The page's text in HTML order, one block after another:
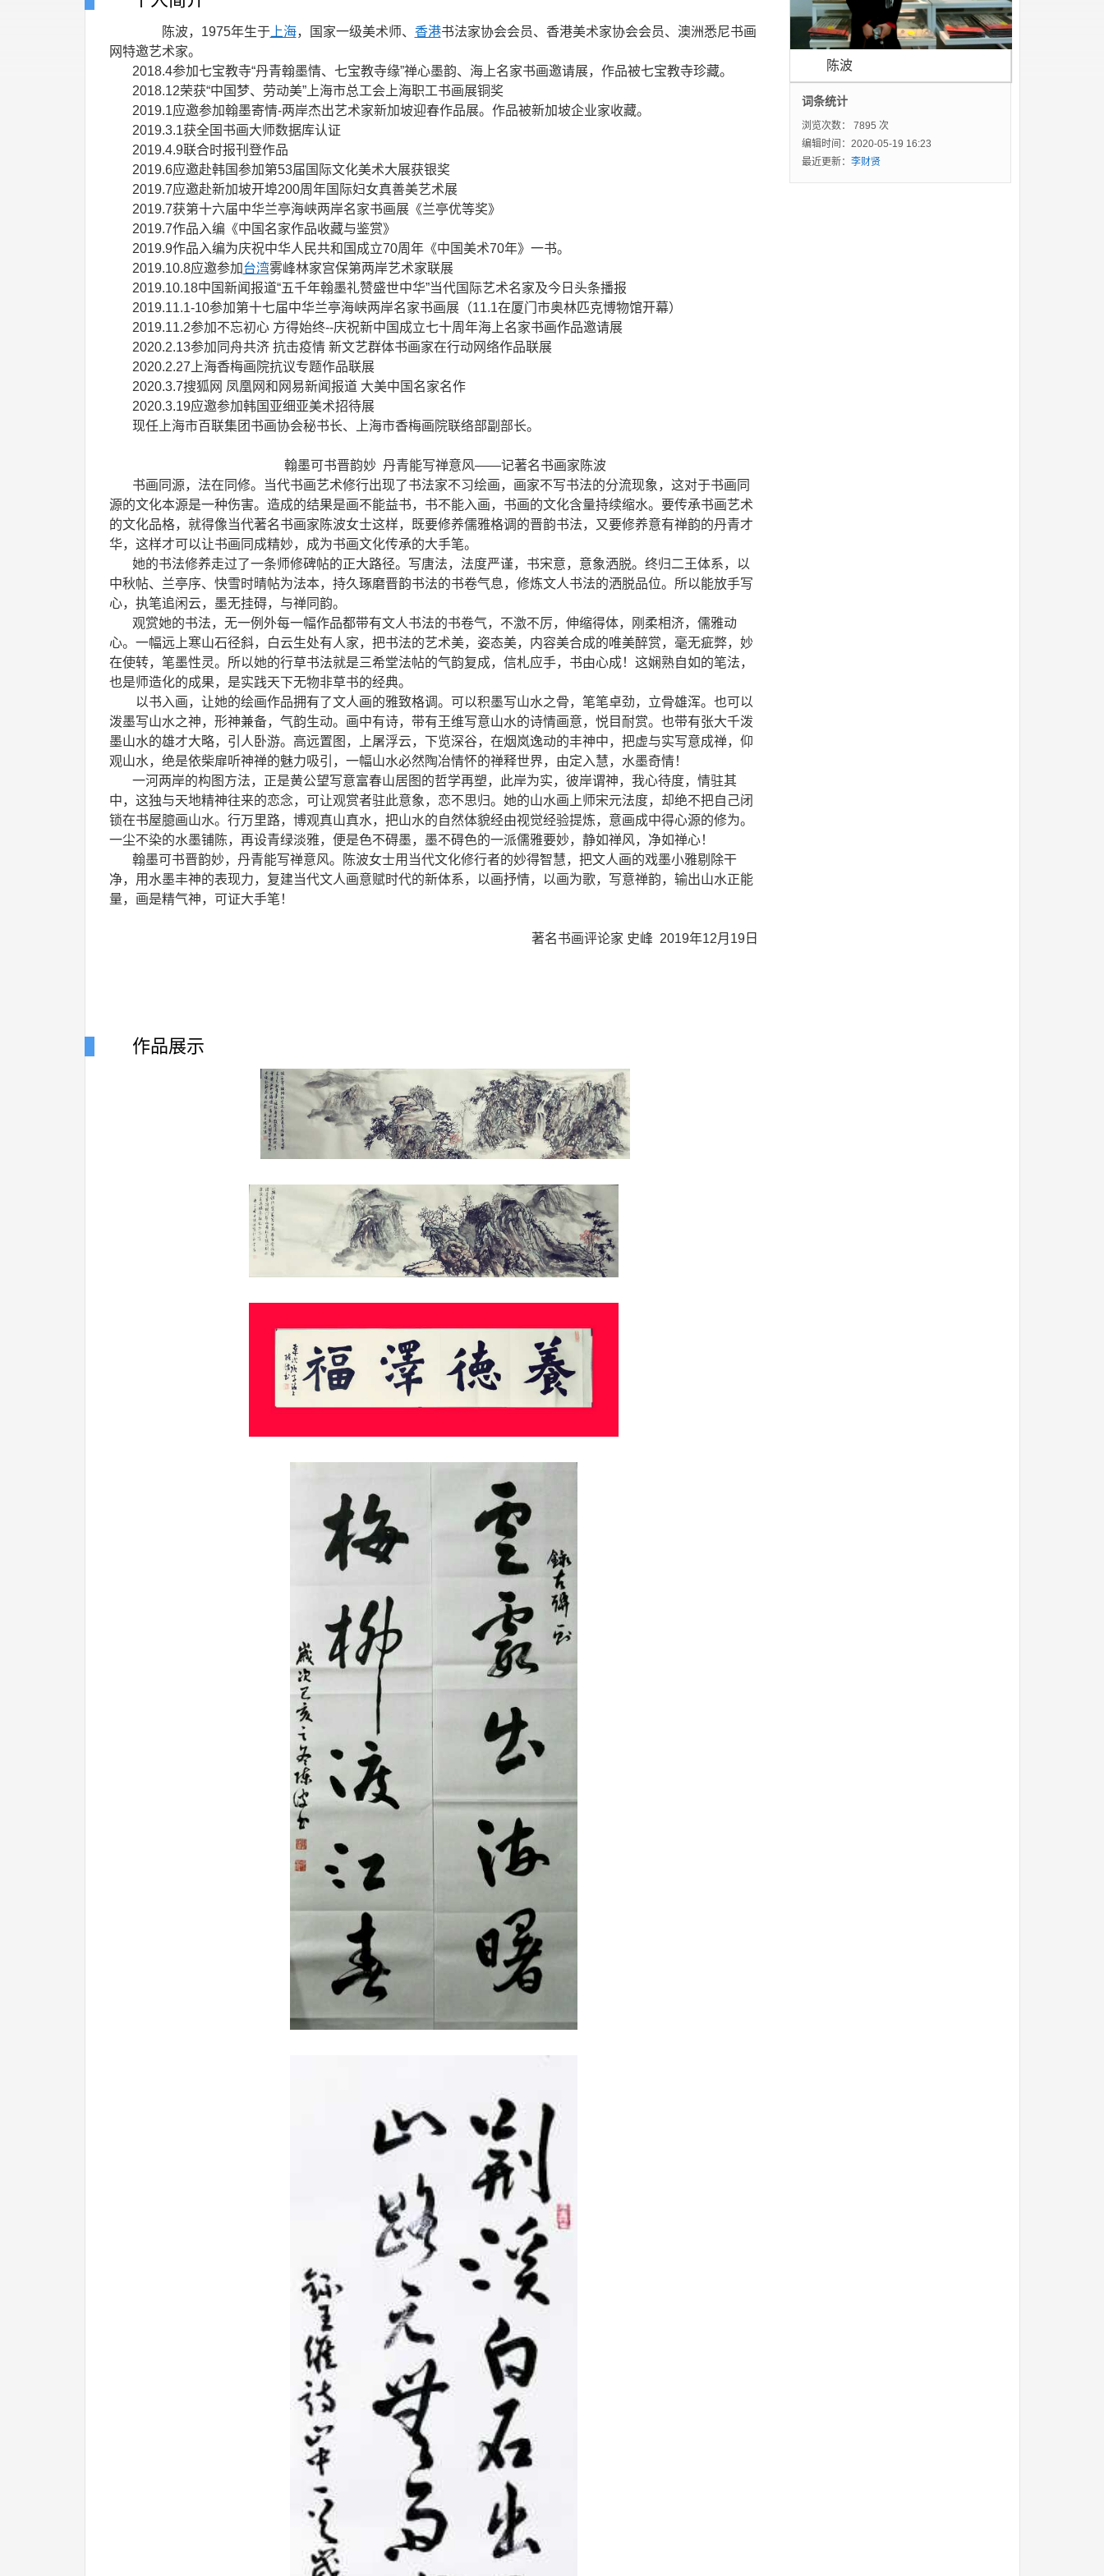
陈波
词条统计
浏览次数： 7895 次
编辑时间：2020-05-19 16:23
最近更新： 李财贤
陈波，1975年生于上海，国家一级美术师、 香港书法家协会会员、香港美术家协会会员、澳洲悉尼书画
网特邀艺术家。
2018.4参加七宝教寺“丹青翰墨情、七宝教寺缘”禅心墨韵、海上名家书画邀请展，作品被七宝教寺珍藏。
2018.12荣获“中国梦、劳动美”上海市总工会上海职工书画展铜奖
2019.1应邀参加翰墨寄情-两岸杰出艺术家新加坡迎春作品展。作品被新加坡企业家收藏。
2019.3.1获全国书画大师数据库认证
2019.4.9联合时报刊登作品
2019.6应邀赴韩国参加第53届国际文化美术大展获银奖
2019.7应邀赴新加坡开埠200周年国际妇女真善美艺术展
2019.7获第十六届中华兰亭海峡两岸名家书画展《兰亭优等奖》
2019.7作品入编《中国名家作品收藏与鉴赏》
2019.9作品入编为庆祝中华人民共和国成立70周年《中国美术70年》一书。
2019.10.8应邀参加台湾雾峰林家宫保第两岸艺术家联展
2019.10.18中国新闻报道“五千年翰墨礼赞盛世中华”当代国际艺术名家及今日头条播报
2019.11.1-10参加第十七届中华兰亭海峡两岸名家书画展（11.1在厦门市奥林匹克博物馆开幕）
2019.11.2参加不忘初心 方得始终--庆祝新中国成立七十周年海上名家书画作品邀请展
2020.2.13参加同舟共济 抗击疫情 新文艺群体书画家在行动网络作品联展
2020.2.27上海香梅画院抗议专题作品联展
2020.3.7搜狐网 凤凰网和网易新闻报道 大美中国名家名作
2020.3.19应邀参加韩国亚细亚美术招待展
现任上海市百联集团书画协会秘书长、上海市香梅画院联络部副部长。
翰墨可书晋韵妙 丹青能写禅意风——记著名书画家陈波
书画同源，法在同修。当代书画艺术修行出现了书法家不习绘画，画家不写书法的分流现象，这对于书画同
源的文化本源是一种伤害。造成的结果是画不能益书，书不能入画，书画的文化含量持续缩水。要传承书画艺术
的文化品格，就得像当代著名书画家陈波女士这样，既要修养儒雅格调的晋韵书法，又要修养意有禅韵的丹青才
华，这样才可以让书画同成精妙，成为书画文化传承的大手笔。
她的书法修养走过了一条师修碑帖的正大路径。写唐法，法度严谨，书宋意，意象洒脱。终归二王体系，以
中秋帖、兰亭序、快雪时晴帖为法本，持久琢磨晋韵书法的书卷气息，修炼文人书法的洒脱品位。所以能放手写
心，执笔追闲云，墨无挂碍，与禅同韵。
观赏她的书法，无一例外每一幅作品都带有文人书法的书卷气，不激不厉，伸缩得体，刚柔相济，儒雅动
心。一幅远上寒山石径斜，白云生处有人家，把书法的艺术美，姿态美，内容美合成的唯美醉赏，毫无疵弊，妙
在使转，笔墨性灵。所以她的行草书法就是三希堂法帖的气韵复成，信札应手，书由心成！这娴熟自如的笔法，
也是师造化的成果，是实践天下无物非草书的经典。
以书入画，让她的绘画作品拥有了文人画的雅致格调。可以积墨写山水之骨，笔笔卓劲，立骨雄浑。也可以
泼墨写山水之神，形神兼备，气韵生动。画中有诗，带有王维写意山水的诗情画意，悦目耐赏。也带有张大千泼
墨山水的雄才大略，引人卧游。高远置图，上屠浮云，下览深谷，在烟岚逸动的丰神中，把虚与实写意成禅，仰
观山水，绝是依柴扉听神禅的魅力吸引，一幅山水必然陶冶情怀的禅释世界，由定入慧，水墨奇情！
一河两岸的构图方法，正是黄公望写意富春山居图的哲学再塑，此岸为实，彼岸谓神，我心待度，情驻其
中，这独与天地精神往来的恋念，可让观赏者驻此意象，恋不思归。她的山水画上师宋元法度，却绝不把自己闭
锁在书屋臆画山水。行万里路，博观真山真水，把山水的自然体貌经由视觉经验提炼，意画成中得心源的修为。
一尘不染的水墨铺陈，再设青绿淡雅，便是色不碍墨，墨不碍色的一派儒雅要妙，静如禅风，净如禅心！
翰墨可书晋韵妙，丹青能写禅意风。陈波女士用当代文化修行者的妙得智慧，把文人画的戏墨小雅剔除干
净，用水墨丰神的表现力，复建当代文人画意赋时代的新体系，以画抒情，以画为歌，写意禅韵，输出山水正能
量，画是精气神，可证大手笔！
著名书画评论家 史峰 2019年12月19日
作品展示